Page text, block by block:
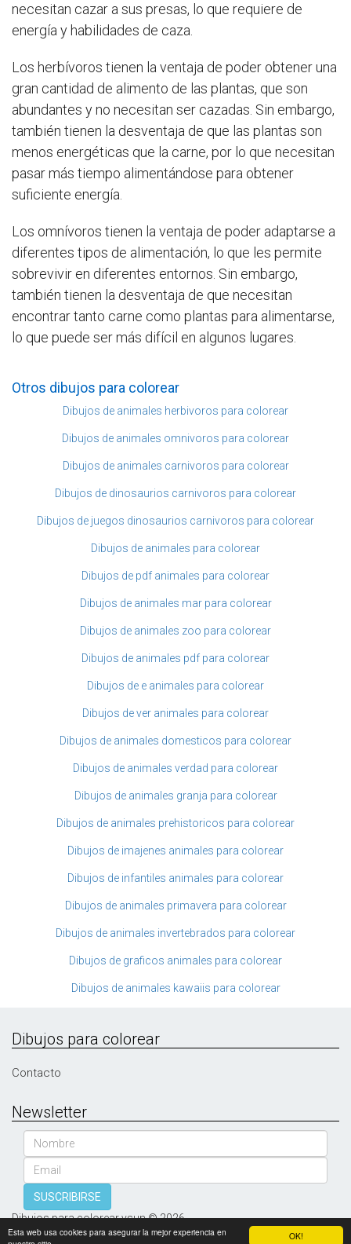
OK!
Esta web usa cookies para asegurar la mejor experiencia en
necesitan cazar a sus presas, lo que requiere de
energía y habilidades de caza.
Los herbívoros tienen la ventaja de poder obtener una
gran cantidad de alimento de las plantas, que son
abundantes y no necesitan ser cazadas. Sin embargo,
también tienen la desventaja de que las plantas son
menos energéticas que la carne, por lo que necesitan
pasar más tiempo alimentándose para obtener
suficiente energía.
Los omnívoros tienen la ventaja de poder adaptarse a
diferentes tipos de alimentación, lo que les permite
sobrevivir en diferentes entornos. Sin embargo,
también tienen la desventaja de que necesitan
encontrar tanto carne como plantas para alimentarse,
lo que puede ser más difícil en algunos lugares.
Otros dibujos para colorear
Dibujos de animales herbivoros para colorear
Dibujos de animales omnivoros para colorear
Dibujos de animales carnivoros para colorear
Dibujos de dinosaurios carnivoros para colorear
Dibujos de juegos dinosaurios carnivoros para colorear
Dibujos de animales para colorear
Dibujos de pdf animales para colorear
Dibujos de animales mar para colorear
Dibujos de animales zoo para colorear
Dibujos de animales pdf para colorear
Dibujos de e animales para colorear
Dibujos de ver animales para colorear
Dibujos de animales domesticos para colorear
Dibujos de animales verdad para colorear
Dibujos de animales granja para colorear
Dibujos de animales prehistoricos para colorear
Dibujos de imajenes animales para colorear
Dibujos de infantiles animales para colorear
Dibujos de animales primavera para colorear
Dibujos de animales invertebrados para colorear
Dibujos de graficos animales para colorear
Dibujos de animales kawaiis para colorear
Dibujos para colorear
Contacto
Newsletter
Nombre
Email
SUSCRIBIRSE
Dibujos para colorear vsun © 2026